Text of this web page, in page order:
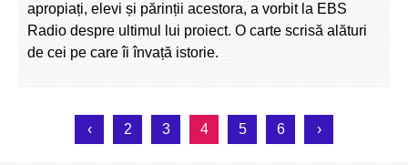
apropiați, elevi și părinții acestora, a vorbit la EBS
Radio despre ultimul lui proiect. O carte scrisă alături
de cei pe care îi învață istorie.
‹ 2 3 4 5 6 ›